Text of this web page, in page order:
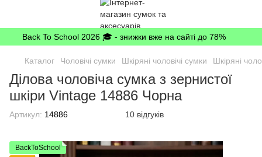
Back To School 2026 🎓 - знижки вже на сайті до 78%
Каталог Чоловічі сумки Шкіряні чоловічі сумки Шкіряні
Ділова чоловіча сумка з зернистої
шкіри Vintage 14886 Чорна
Артикул: 14886 10 відгуків
BackToSchool